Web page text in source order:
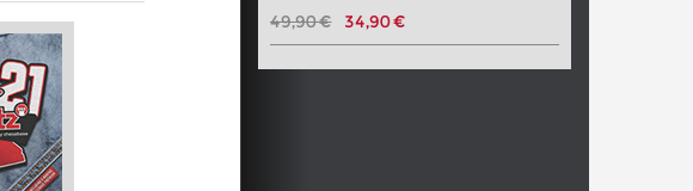
49,90 € 34,90 €